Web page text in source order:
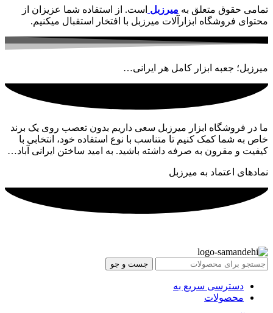
تمامی حقوق متعلق به میرزبل است. از استفاده شما عزیزان از
محتوای فروشگاه ابزارآلات میرزبل با افتخار استقبال میکنیم.
میرزبل؛ جعبه ابزار کامل هر ایرانی…
ما در فروشگاه ابزار میرزبل سعی داریم بدون تعصب روی یک برند
خاص به شما کمک کنیم تا متناسب با نوع استفاده خود، انتخابی با
کیفیت و مقرون به صرفه داشته باشید. به امید ساختن ایرانی آباد…
نمادهای اعتماد به میرزبل
جست و جو
دسترسی سریع به
محصولات